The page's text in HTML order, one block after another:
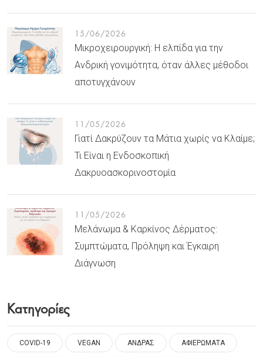
15/06/2026
Μικροχειρουργική: Η ελπίδα για την
Ανδρική γονιμότητα, όταν άλλες μέθοδοι
αποτυγχάνουν
11/05/2026
Γιατί Δακρύζουν τα Μάτια χωρίς να Κλαίμε;
Τι Είναι η Ενδοσκοπική
Δακρυοασκορινοστομία
11/05/2026
Μελάνωμα & Καρκίνος Δέρματος:
Συμπτώματα, Πρόληψη και Έγκαιρη
Διάγνωση
Κατηγορίες
COVID-19 VEGAN ΑΝΔΡΑΣ ΑΦΙΕΡΩΜΑΤΑ